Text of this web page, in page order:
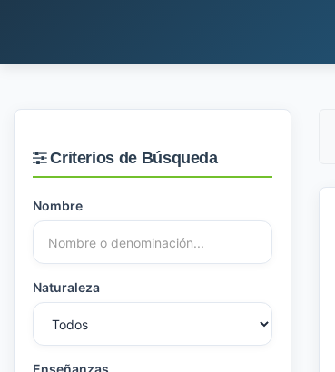
Criterios de Búsqueda
Nombre
Naturaleza
Enseñanzas